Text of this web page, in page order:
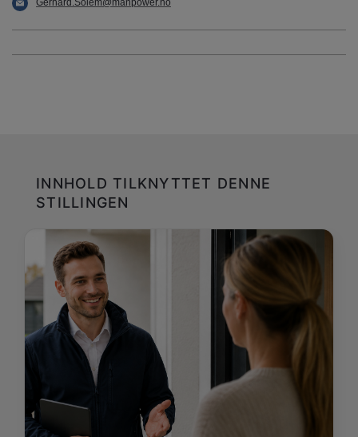
Gerhard.Solem@manpower.no
INNHOLD TILKNYTTET DENNE
STILLINGEN